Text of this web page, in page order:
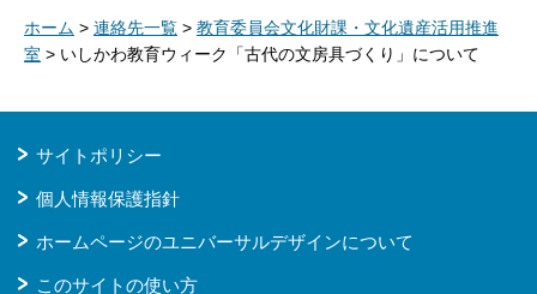
ホーム > 連絡先一覧 > 教育委員会文化財課・文化遺産活用推進
室 > いしかわ教育ウィーク「古代の文房具づくり」について
サイトポリシー
個人情報保護指針
ホームページのユニバーサルデザインについて
このサイトの使い方